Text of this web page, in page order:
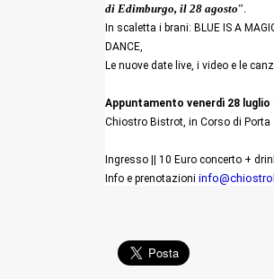
di Edimburgo, il 28 agosto”.
In scaletta i brani: BLUE IS A
DANCE,
Le nuove date live, i video e le
Appuntamento venerdì 28
Chiostro Bistrot, in Corso di Porta
Ingresso || 10 Euro concerto +
Info e prenotazioni